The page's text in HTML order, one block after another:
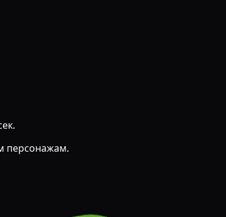
персонажам.